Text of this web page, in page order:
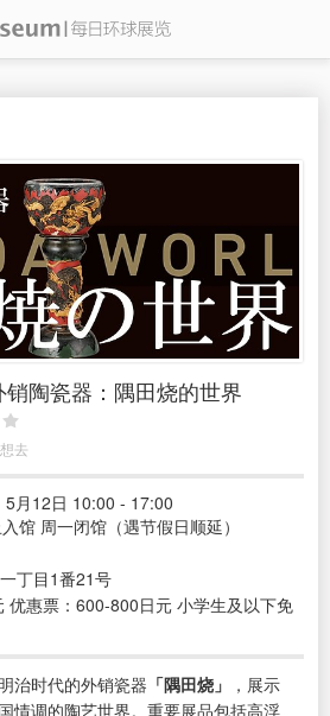
陶瓷器：隅田烧的世界
想去
月12日 10:00 - 17:00
馆 周一闭馆（遇节假日顺延）
丁目1番21号
优惠票：600-800日元 小学生及以下免
治时代的外销瓷器 「隅田烧」
，展示
情调的陶艺世界。重要展品包括高浮